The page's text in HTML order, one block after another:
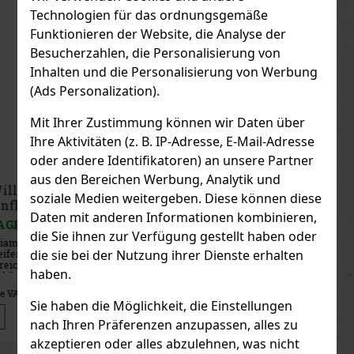
Technologien für das ordnungsgemäße
Funktionieren der Website, die Analyse der
Besucherzahlen, die Personalisierung von
Inhalten und die Personalisierung von Werbung
(Ads Personalization).
Mit Ihrer Zustimmung können wir Daten über
Ihre Aktivitäten (z. B. IP-Adresse, E-Mail-Adresse
oder andere Identifikatoren) an unsere Partner
aus den Bereichen Werbung, Analytik und
soziale Medien weitergeben. Diese können diese
Daten mit anderen Informationen kombinieren,
die Sie ihnen zur Verfügung gestellt haben oder
die sie bei der Nutzung ihrer Dienste erhalten
haben.
Sie haben die Möglichkeit, die Einstellungen
nach Ihren Präferenzen anzupassen, alles zu
akzeptieren oder alles abzulehnen, was nicht
Emil Marillen Schnaps 0,1l 35% TÖ
Taschenflasche mit Stamperl
AUF LAGER(> 5 st)
Emil Marillen Schnaps ist ein österreichisches Obstdestillat aus
handgepflückten, sonnengereiften Aprikosen. Es wird zu 100 % aus
österreichischen Rohstoffen hergestellt, ohne Zuckerzusatz und
ohne künstliche Aromen, um den reinen Fruchtcharakter der
6.53